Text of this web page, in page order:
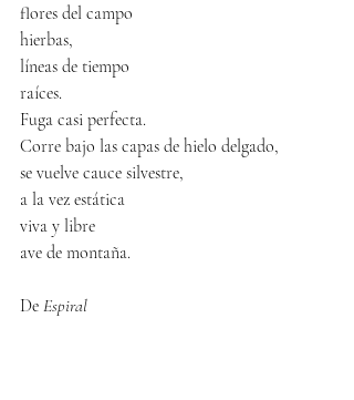
flores del campo
hierbas,
líneas de tiempo
raíces.
Fuga casi perfecta.
Corre bajo las capas de hielo delgado,
se vuelve cauce silvestre,
a la vez estática
viva y libre
ave de montaña.
De Espiral